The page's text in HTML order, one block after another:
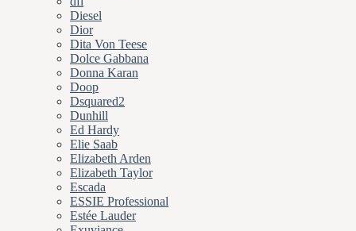
Diesel
Dior
Dita Von Teese
Dolce Gabbana
Donna Karan
Doop
Dsquared2
Dunhill
Ed Hardy
Elie Saab
Elizabeth Arden
Elizabeth Taylor
Escada
ESSIE Professional
Estée Lauder